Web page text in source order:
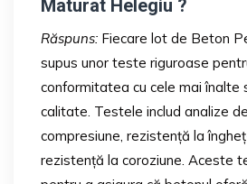
Maturat Helegiu ?
Răspuns: Fiecare lot de Beton
supus unor teste riguroase
conformitatea cu cele mai înalte
calitate. Testele includ analize
compresiune, rezistență la
rezistență la coroziune. Aceste